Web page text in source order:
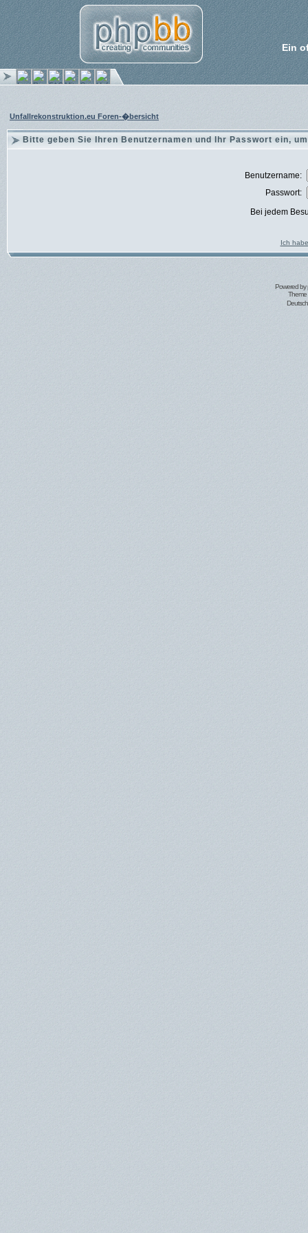
Ein
Unfallrekonstruktion.eu Foren-�bersicht
Bitte geben Sie Ihren Benutzernamen und Ihr Passwort ein,
Benutzername:
Passwort:
Bei jedem
Ich
Powered by
Theme